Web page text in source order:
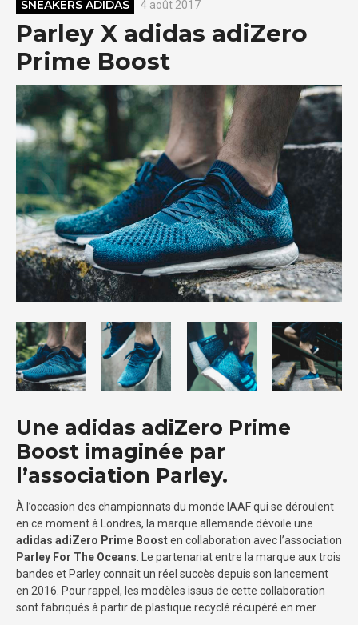
SNEAKERS ADIDAS 4 août 2017
Parley X adidas adiZero
Prime Boost
Une adidas adiZero Prime
Boost imaginée par
l’association Parley.
À l’occasion des championnats du monde IAAF qui se déroulent
en ce moment à Londres, la marque allemande dévoile une
adidas adiZero Prime Boosten collaboration avec l’association
Parley For The Oceans . Le partenariat entre la marque aux trois
bandes et Parley connait un réel succès depuis son lancement
en 2016. Pour rappel, les modèles issus de cette collaboration
sont fabriqués à partir de plastique recyclé récupéré en mer.